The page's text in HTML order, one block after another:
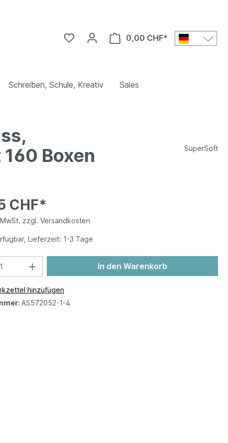
0,00 CHF*
Schreiben, Schule, Kreativ Sales
Boxen
SuperSoft
CHF*
zzgl. Versandkosten
Lieferzeit: 1-3 Tage
In den Warenkorb
hinzufügen
AS572052-1-4